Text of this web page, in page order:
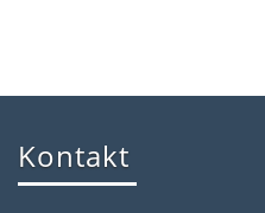
Kontakt